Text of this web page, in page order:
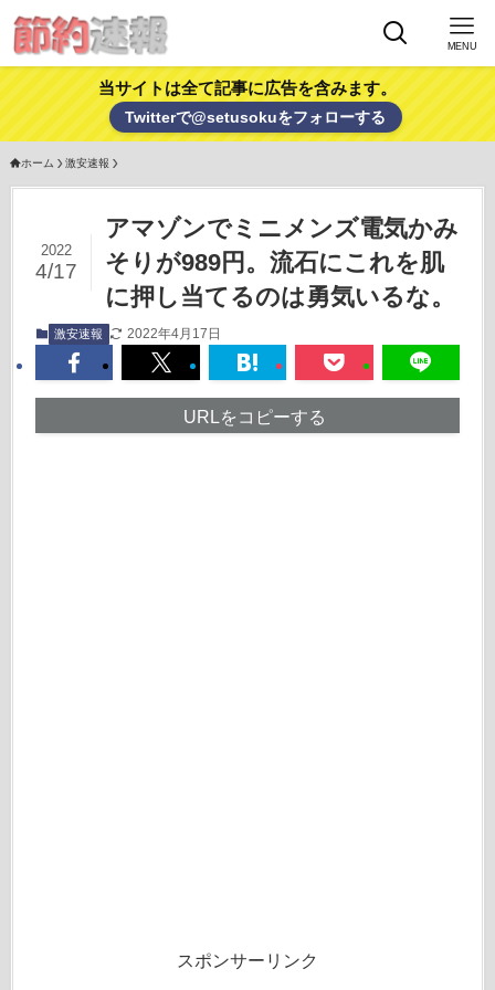
MENU
当サイトは全て記事に広告を含みます。
Twitterで@setusokuをフォローする
ホーム 激安速報
アマゾンでミニメンズ電気かみ
そりが989円。流石にこれを肌
に押し当てるのは勇気いるな。
2022
4/17
激安速報 2022年4月17日
URLをコピーする
スポンサーリンク